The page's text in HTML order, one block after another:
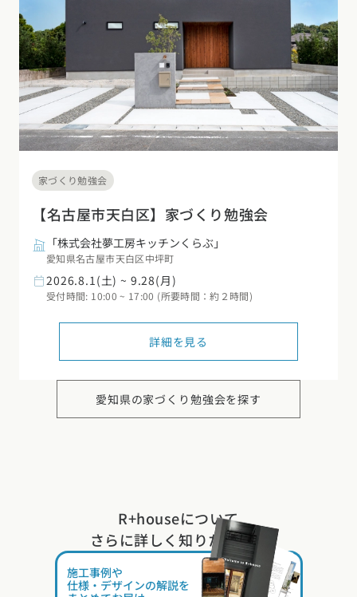
家づくり勉強会
【名古屋市天白区】家づくり勉強会
「株式会社夢工房キッチンくらぶ」
愛知県名古屋市天白区中坪町
2026.8.1(土) ~ 9.28(月)
受付時間: 10:00 ~ 17:00 (所要時間：約２時間)
詳細を見る
愛知県の家づくり勉強会を探す
R+houseについて
さらに詳しく知りたい方は
施工事例や
仕様・デザインの解説を
カタログ 請求 検索 工務店無料相談